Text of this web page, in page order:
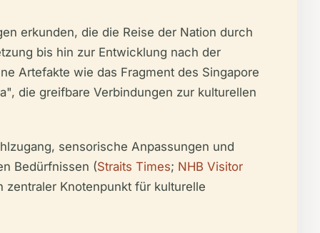
erkunden, die die Reise der Nation durch
bis hin zur Entwicklung nach der
Artefakte wie das Fragment des Singapore
die greifbare Verbindungen zur kulturellen
sensorische Anpassungen und
Bedürfnissen (Straits Times; NHB Visitor
Knotenpunkt für kulturelle